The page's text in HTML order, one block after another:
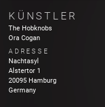
KÜNSTLER
The Hobknobs
Ora Cogan
ADRESSE
Nachtasyl
Alstertor 1
20095 Hamburg
Germany